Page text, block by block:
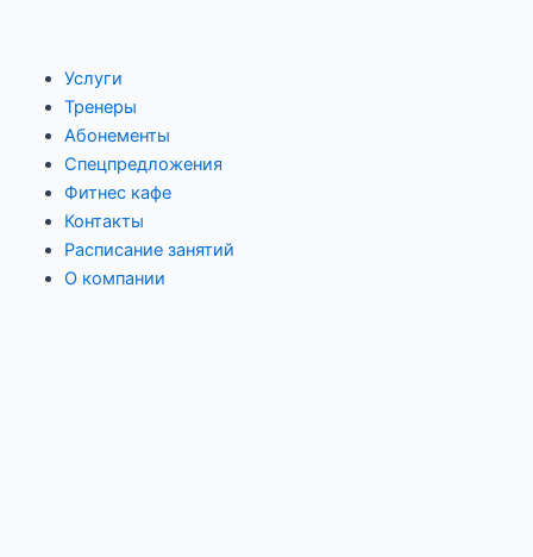
содержимому
Услуги
Тренеры
Абонементы
Спецпредложения
Фитнес кафе
Контакты
Расписание занятий
О компании
записям